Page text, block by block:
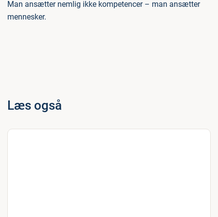
Man ansætter nemlig ikke kompetencer – man ansætter
mennesker.
Læs også